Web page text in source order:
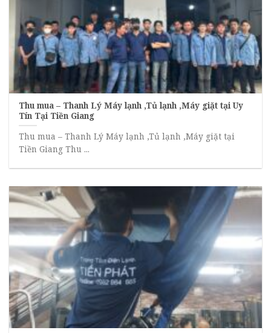
Thu mua – Thanh Lý Máy lạnh ,Tủ lạnh ,Máy giặt tại Uy
Tín Tại Tiền Giang
Thu mua – Thanh Lý Máy lạnh ,Tủ lạnh ,Máy giặt tại
Tiền Giang Thu ...